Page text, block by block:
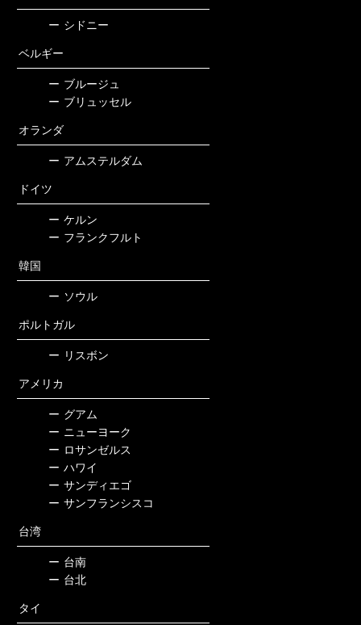
ー シドニー
ベルギー
ー ブルージュ
ー ブリュッセル
オランダ
ー アムステルダム
ドイツ
ー ケルン
ー フランクフルト
韓国
ー ソウル
ポルトガル
ー リスボン
アメリカ
ー グアム
ー ニューヨーク
ー ロサンゼルス
ー ハワイ
ー サンディエゴ
ー サンフランシスコ
台湾
ー 台南
ー 台北
タイ